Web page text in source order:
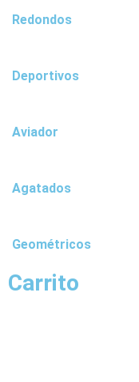
Redondos
Deportivos
Aviador
Agatados
Geométricos
Carrito